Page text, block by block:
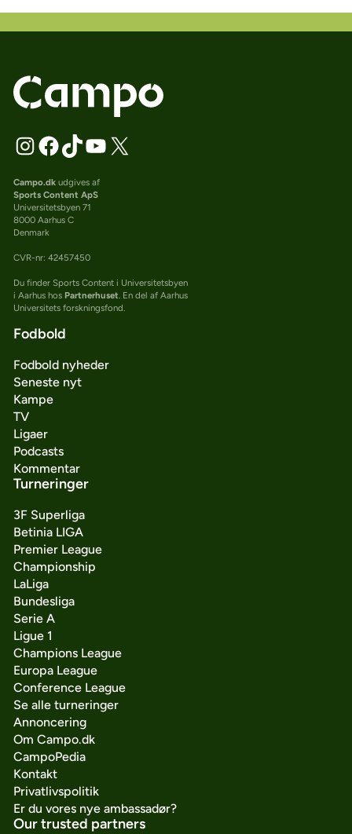
Campo.dkudgives af
Sports Content ApS
Universitetsbyen 71
8000 Aarhus C
Denmark
CVR-nr: 42457450
Du finder Sports Content i Universitetsbyen
i Aarhus hos Partnerhuset . En del af Aarhus
Universitets forskningsfond.
Fodbold
Fodbold nyheder
Seneste nyt
Kampe
TV
Ligaer
Podcasts
Kommentar
Turneringer
3F Superliga
Betinia LIGA
Premier League
Championship
LaLiga
Bundesliga
Serie A
Ligue 1
Champions League
Europa League
Conference League
Se alle turneringer
Annoncering
Om Campo.dk
CampoPedia
Kontakt
Privatlivspolitik
Er du vores nye ambassadør?
Our trusted partners